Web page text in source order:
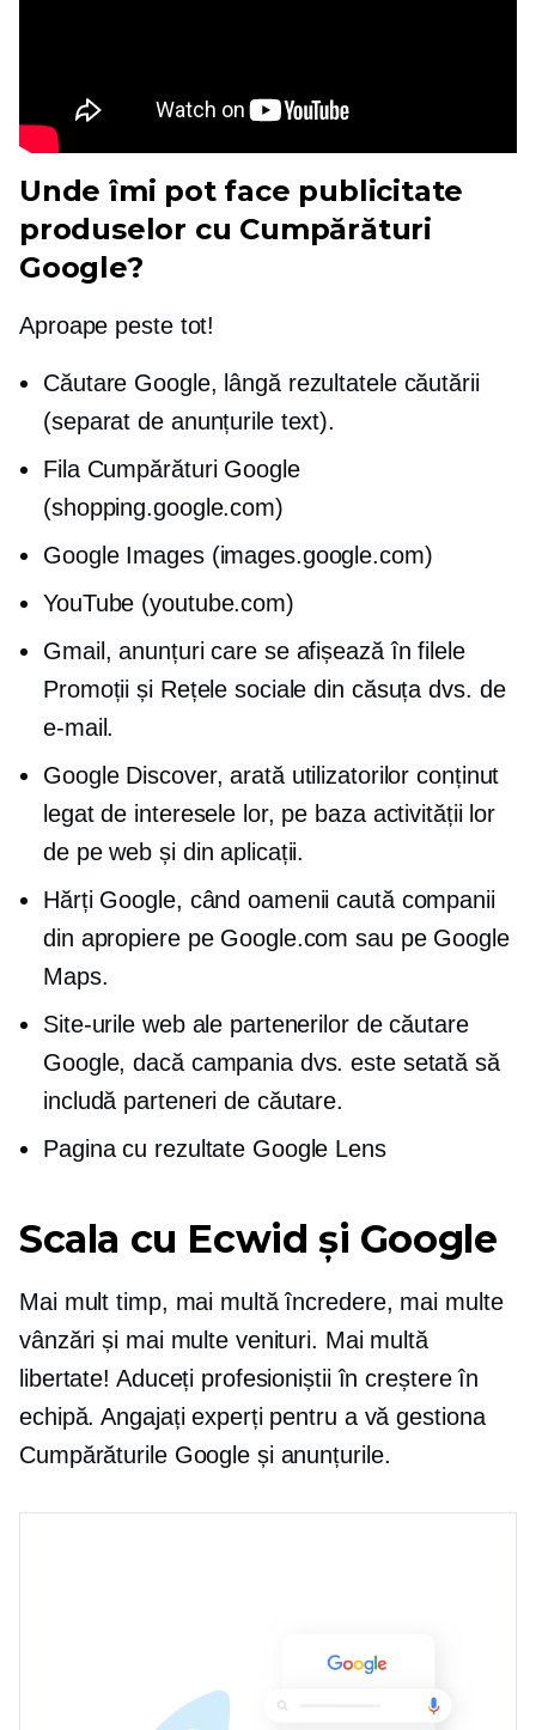
Unde îmi pot face publicitate
produselor cu Cumpărături
Google?
Aproape peste tot!
Căutare Google, lângă rezultatele căutării
(separat de anunțurile text).
Fila Cumpărături Google
(shopping.google.com)
Google Images (images.google.com)
YouTube (youtube.com)
Gmail, anunțuri care se afișează în filele
Promoții și Rețele sociale din căsuța dvs. de
e-mail.
Google Discover, arată utilizatorilor conținut
legat de interesele lor, pe baza activității lor
de pe web și din aplicații.
Hărți Google, când oamenii caută companii
din apropiere pe Google.com sau pe Google
Maps.
Site-urile web ale partenerilor de căutare
Google, dacă campania dvs. este setată să
includă parteneri de căutare.
Pagina cu rezultate Google Lens
Scala cu Ecwid și Google
Mai mult timp, mai multă încredere, mai multe
vânzări și mai multe venituri. Mai multă
libertate! Aduceți profesioniștii în creștere în
echipă. Angajați experți pentru a vă gestiona
Cumpărăturile Google și anunțurile.